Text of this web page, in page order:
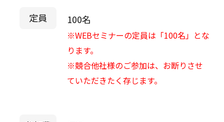
定員 100名
※WEBセミナーの定員は「100名」とな
ります。
※競合他社様のご参加は、お断りさせ
ていただきたく存じます。